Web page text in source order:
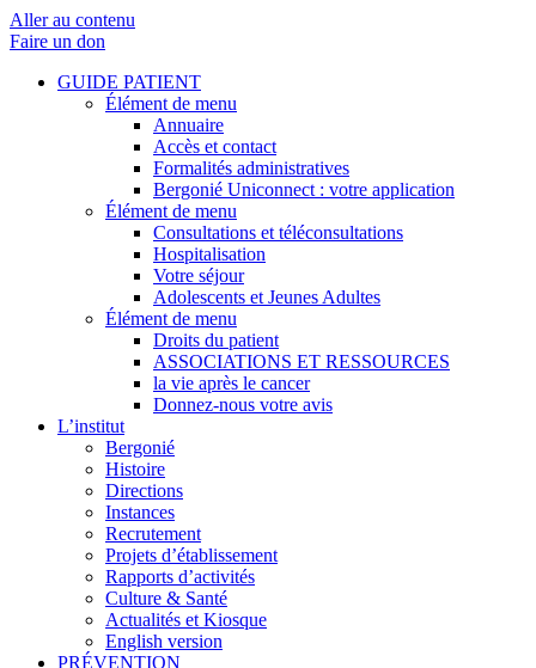
Aller au contenu
Faire un don
GUIDE PATIENT
Élément de menu
Annuaire
Accès et contact
Formalités administratives
Bergonié Uniconnect : votre application
Élément de menu
Consultations et téléconsultations
Hospitalisation
Votre séjour
Adolescents et Jeunes Adultes
Élément de menu
Droits du patient
ASSOCIATIONS ET RESSOURCES
la vie après le cancer
Donnez-nous votre avis
L’institut
Bergonié
Histoire
Directions
Instances
Recrutement
Projets d’établissement
Rapports d’activités
Culture & Santé
Actualités et Kiosque
English version
PRÉVENTION